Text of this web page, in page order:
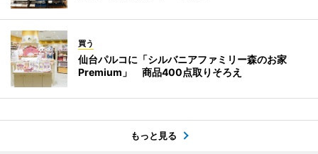
買う
仙台パルコに「シルバニアファミリー森のお家
Premium」 商品400点取りそろえ
もっと見る